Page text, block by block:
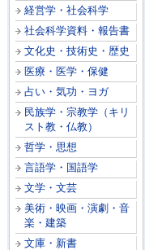
経営学・社会科学
社会科学資料・報告書
文化史・技術史・歴史
医療・医学・保健
占い・気功・ヨガ
民族学・宗教学（キリ
スト教・仏教）
哲学・思想
言語学・国語学
文学・文芸
美術・映画・演劇・音
楽・建築
文庫・新書